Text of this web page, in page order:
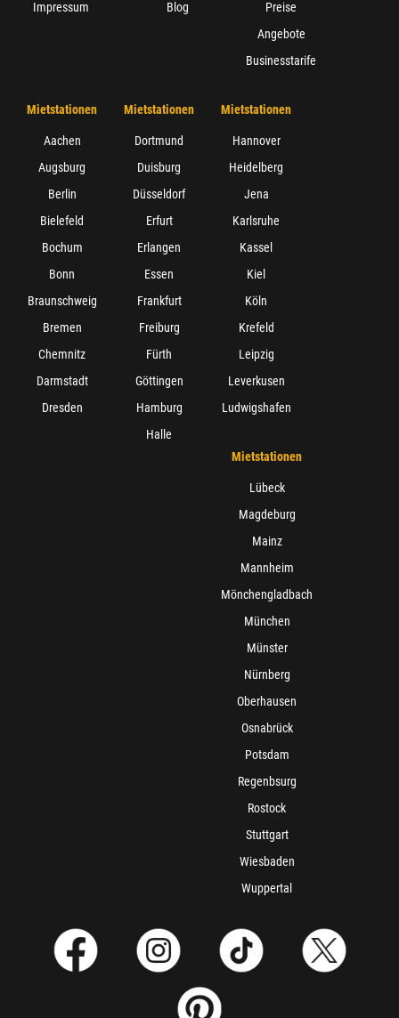
Impressum
Blog
Preise
Angebote
Businesstarife
Mietstationen
Aachen
Augsburg
Berlin
Bielefeld
Bochum
Bonn
Braunschweig
Bremen
Chemnitz
Darmstadt
Dresden
Mietstationen
Dortmund
Duisburg
Düsseldorf
Erfurt
Erlangen
Essen
Frankfurt
Freiburg
Fürth
Göttingen
Hamburg
Halle
Mietstationen
Hannover
Heidelberg
Jena
Karlsruhe
Kassel
Kiel
Köln
Krefeld
Leipzig
Leverkusen
Ludwigshafen
Mietstationen
Lübeck
Magdeburg
Mainz
Mannheim
Mönchengladbach
München
Münster
Nürnberg
Oberhausen
Osnabrück
Potsdam
Regenbsurg
Rostock
Stuttgart
Wiesbaden
Wuppertal